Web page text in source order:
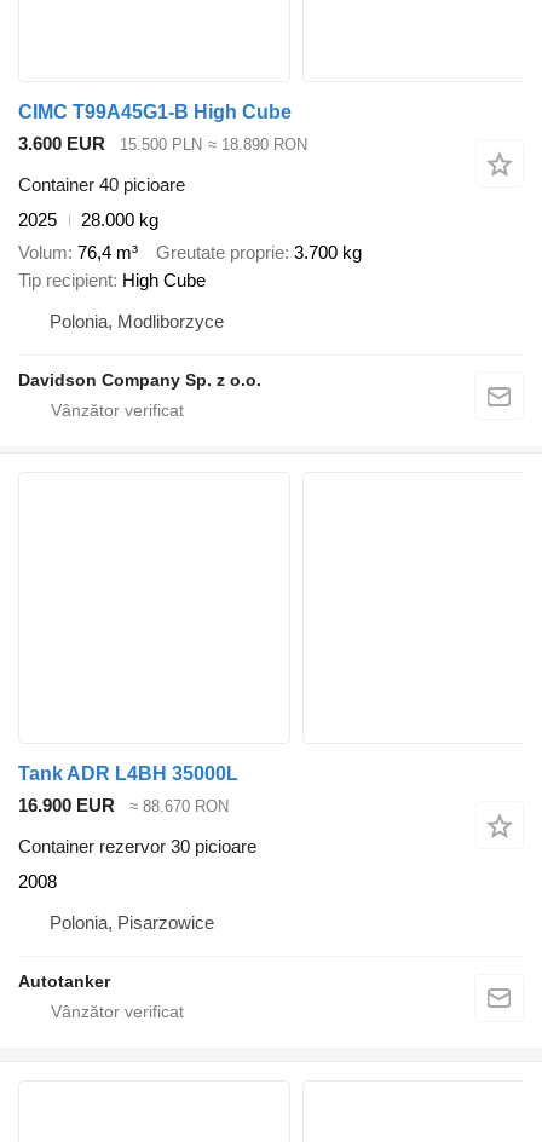
CIMC T99A45G1-B High Cube
3.600 EUR
15.500 PLN ≈ 18.890 RON
Container 40 picioare
2025
28.000 kg
Volum 76,4 m³ Greutate proprie 3.700 kg
Tip recipient High Cube
Polonia, Modliborzyce
Davidson Company Sp. z o.o.
Tank ADR L4BH 35000L
16.900 EUR
≈ 88.670 RON
Container rezervor 30 picioare
2008
Polonia, Pisarzowice
Autotanker